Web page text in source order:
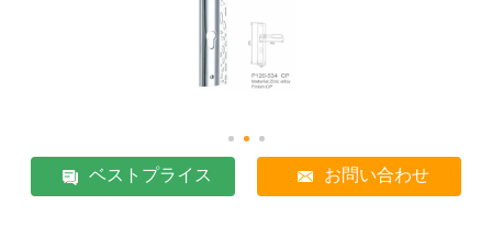
ベストプライス お問い合わせ